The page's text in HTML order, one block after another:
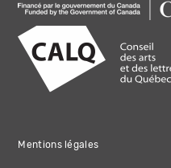
Mentions légales